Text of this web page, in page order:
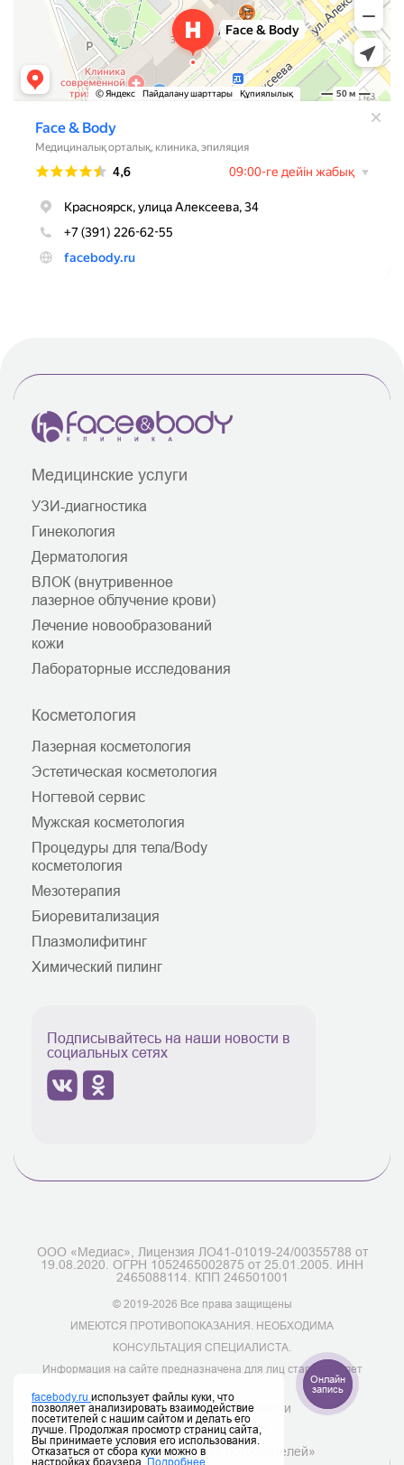
Медицинские услуги
УЗИ-диагностика
Гинекология
Дерматология
ВЛОК (внутривенное
лазерное облучение крови)
Лечение новообразований
кожи
Лабораторные исследования
Косметология
Лазерная косметология
Эстетическая косметология
Ногтевой сервис
Мужская косметология
Процедуры для тела/Body
косметология
Мезотерапия
Биоревитализация
Плазмолифитинг
Химический пилинг
Подписывайтесь на наши новости в
социальных сетях
ООО «Медиас», Лицензия ЛО41-01019-24/00355788 от
19.08.2020. ОГРН 1052465002875 от 25.01.2005. ИНН
2465088114. КПП 246501001
© 2019-2026 Все права защищены
ИМЕЮТСЯ ПРОТИВОПОКАЗАНИЯ. НЕОБХОДИМА
КОНСУЛЬТАЦИЯ СПЕЦИАЛИСТА.
Информация на сайте предназначена для лиц старше 18 лет
Политика конфиденциальности
Полный перечень услуг
Закон «О защите прав потребителей»
Онлайн
запись
facebody.ru использует файлы куки, что
позволяет анализировать взаимодействие
посетителей с нашим сайтом и делать его
лучше. Продолжая просмотр страниц сайта,
Вы принимаете условия его использования.
Отказаться от сбора куки можно в
настройках браузера. Подробнее